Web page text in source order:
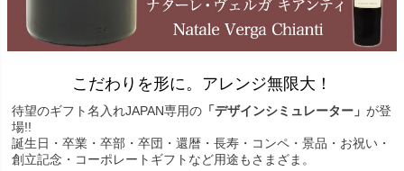
こだわりを形に。アレンジ無限大！
待望のギフト名入れJAPAN専用の 「デザインシミュレーター」 が登
場!!
誕生日・卒業・卒部・卒団・還暦・長寿・コンペ・景品・お祝い・
創立記念・コーポレートギフトなど用途もさまざま。